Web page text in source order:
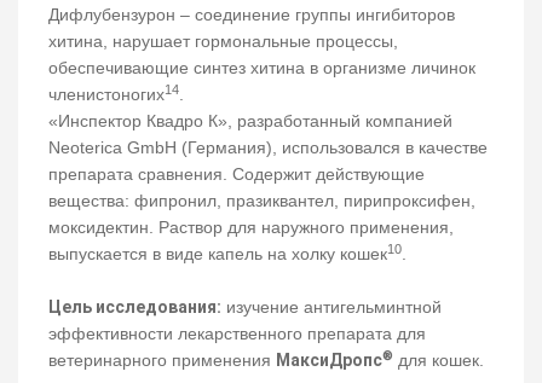
Дифлубензурон – соединение группы ингибиторов
хитина, нарушает гормональные процессы,
обеспечивающие синтез хитина в организме личинок
членистоногих14.
«Инспектор Квадро К», разработанный компанией
Neoterica GmbH (Германия), использовался в качестве
препарата сравнения. Содержит действующие
вещества: фипронил, празиквантел, пирипроксифен,
моксидектин. Раствор для наружного применения,
выпускается в виде капель на холку кошек10.
Цель исследования: изучение антигельминтной
эффективности лекарственного препарата для
ветеринарного применения МаксиДропс® для кошек.